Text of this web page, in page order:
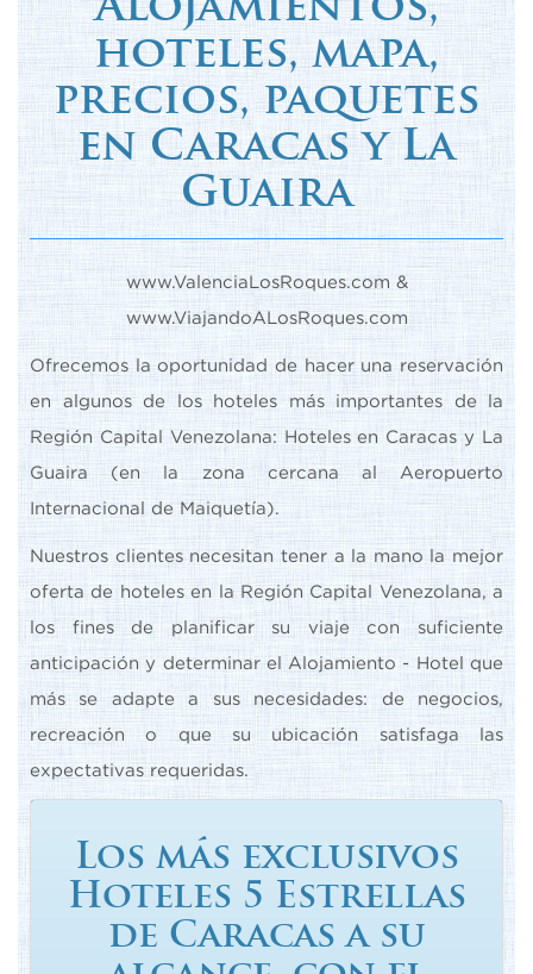
hoteles, mapa,
precios, paquetes
en Caracas y La
Guaira
www.ValenciaLosRoques.com &
www.ViajandoALosRoques.com
Ofrecemos la oportunidad de hacer una reservación
en algunos de los hoteles más importantes de la
Región Capital Venezolana: Hoteles en Caracas y La
Guaira (en la zona cercana al Aeropuerto
Internacional de Maiquetía).
Nuestros clientes necesitan tener a la mano la mejor
oferta de hoteles en la Región Capital Venezolana, a
los fines de planificar su viaje con suficiente
anticipación y determinar el Alojamiento - Hotel que
más se adapte a sus necesidades: de negocios,
recreación o que su ubicación satisfaga las
expectativas requeridas.
Los más exclusivos
Hoteles 5 Estrellas
de Caracas a su